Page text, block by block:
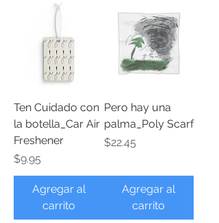
Ten Cuidado con
la botella_Car Air
Freshener
Precio
$9.95
Agregar al
carrito
Pero hay una
palma_Poly Scarf
Precio
$22.45
Agregar al
carrito